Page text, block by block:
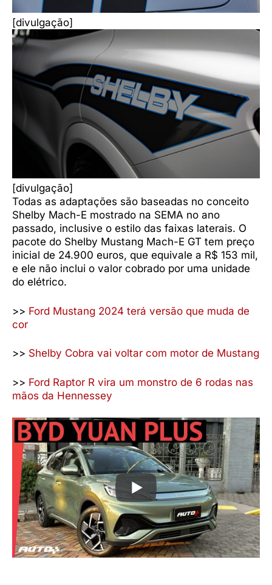
[divulgação]
[divulgação]
Todas as adaptações são baseadas no conceito
Shelby Mach-E mostrado na SEMA no ano
passado, inclusive o estilo das faixas laterais. O
pacote do Shelby Mustang Mach-E GT tem preço
inicial de 24.900 euros, que equivale a R$ 153 mil,
e ele não inclui o valor cobrado por uma unidade
do elétrico.
>> Ford Mustang 2024 terá versão que muda de
cor
>> Shelby Cobra vai voltar com motor de Mustang
>> Ford Raptor R vira um monstro de 6 rodas nas
mãos da Hennessey